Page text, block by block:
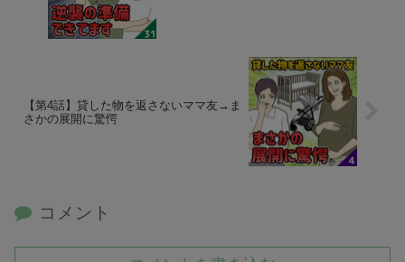
【第4話】貸した物を返さないママ友→ま
さかの展開に驚愕
コメント